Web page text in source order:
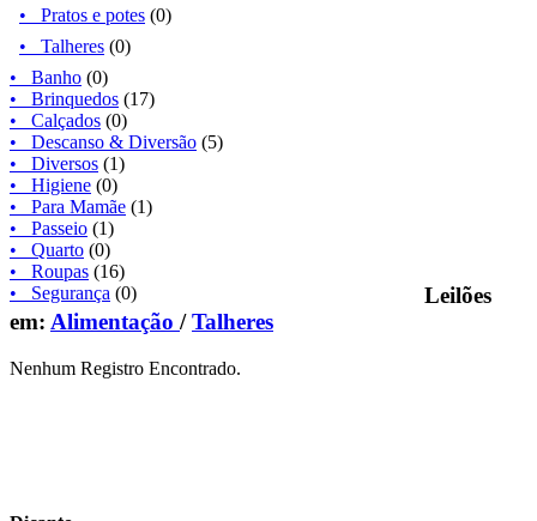
• Pratos e potes (0)
• Talheres (0)
• Banho (0)
• Brinquedos (17)
• Calçados (0)
• Descanso & Diversão (5)
• Diversos (1)
• Higiene (0)
• Para Mamãe (1)
• Passeio (1)
• Quarto (0)
• Roupas (16)
• Segurança (0)
Leilões
em: Alimentação /Talheres
Nenhum Registro Encontrado.